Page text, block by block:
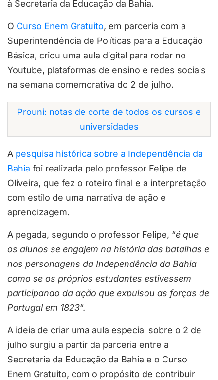
à Secretaria da Educação da Bahia.
O Curso Enem Gratuito, em parceria com a
Superintendência de Políticas para a Educação
Básica, criou uma aula digital para rodar no
Youtube, plataformas de ensino e redes sociais
na semana comemorativa do 2 de julho.
Prouni: notas de corte de todos os cursos e
universidades
A pesquisa histórica sobre a Independência da
Bahia foi realizada pelo professor Felipe de
Oliveira, que fez o roteiro final e a interpretação
com estilo de uma narrativa de ação e
aprendizagem.
A pegada, segundo o professor Felipe, “é que
os alunos se engajem na história das batalhas e
nos personagens da Independência da Bahia
como se os próprios estudantes estivessem
participando da ação que expulsou as forças de
Portugal em 1823“.
A ideia de criar uma aula especial sobre o 2 de
julho surgiu a partir da parceria entre a
Secretaria da Educação da Bahia e o Curso
Enem Gratuito, com o propósito de contribuir